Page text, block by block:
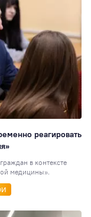
реагировать
в контексте
медицины».